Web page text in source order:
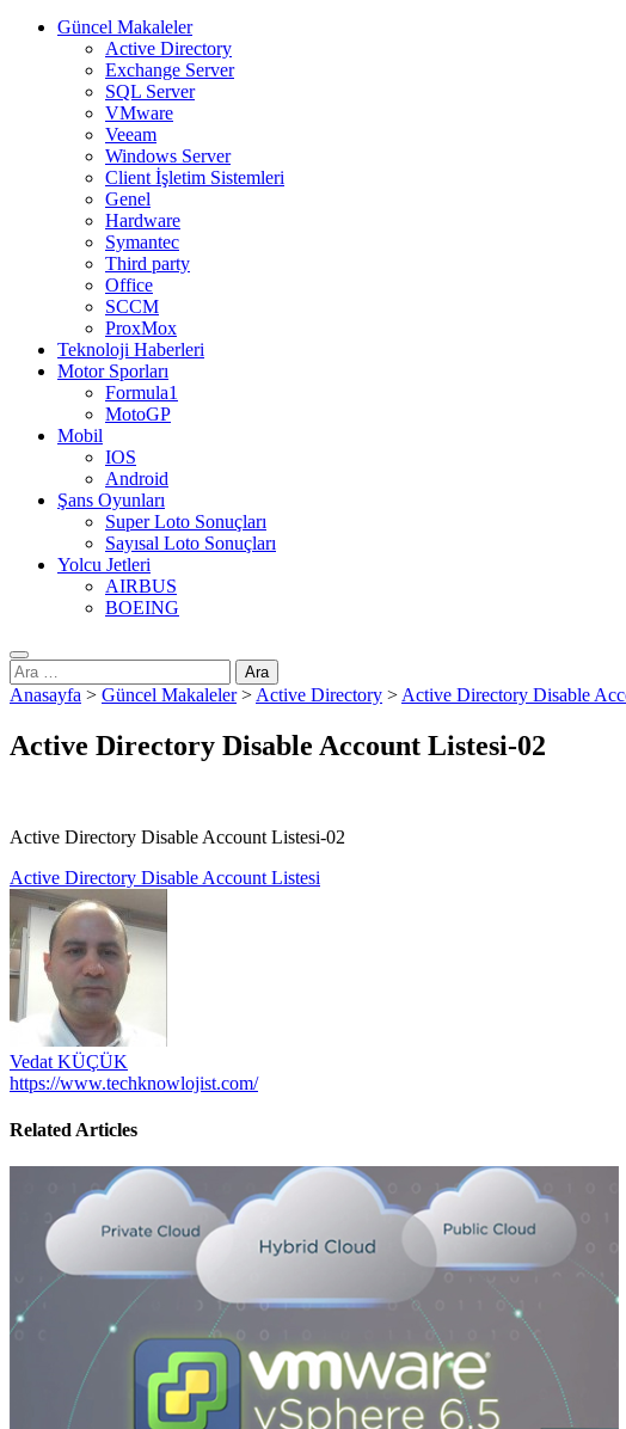
Güncel Makaleler
Active Directory
Exchange Server
SQL Server
VMware
Veeam
Windows Server
Client İşletim Sistemleri
Genel
Hardware
Symantec
Third party
Office
SCCM
ProxMox
Teknoloji Haberleri
Motor Sporları
Formula1
MotoGP
Mobil
IOS
Android
Şans Oyunları
Super Loto Sonuçları
Sayısal Loto Sonuçları
Yolcu Jetleri
AIRBUS
BOEING
Arama:
Anasayfa > Güncel Makaleler> Active Directory > Active Directory Disable
Active Directory Disable Account Listesi-02
Active Directory Disable Account Listesi-02
Yazı
gezinmesi
Active Directory Disable Account Listesi
Vedat KÜÇÜK
https://www.techknowlojist.com/
Related Articles